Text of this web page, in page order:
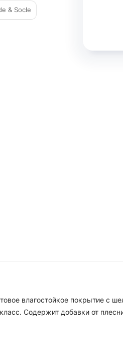
& Socle
влагостойкое покрытие с
Содержит добавки от